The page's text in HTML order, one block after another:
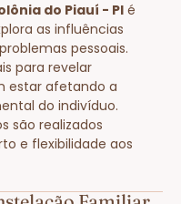
do Piauí - PIé
as influências
pessoais.
para revelar
estar afetando a
do indivíduo.
são realizados
e flexibilidade aos